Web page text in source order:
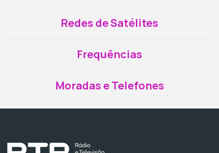
Redes de Satélites
Frequências
Moradas e Telefones